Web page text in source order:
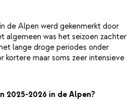
de Alpen werd gekenmerkt door
algemeen was het seizoen zachter
lange droge periodes onder
kortere maar soms zeer intensieve
2025-2026 in de Alpen?